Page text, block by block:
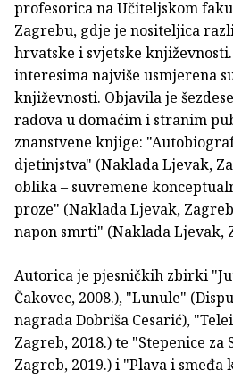
profesorica na Učiteljskom
Zagrebu, gdje je nositeljica
hrvatske i svjetske
interesima najviše usmjerena
književnosti. Objavila je
radova u domaćim i stranim
znanstvene knjige:
djetinjstva" (Naklada Ljevak,
oblika – suvremene
proze" (Naklada Ljevak,
napon smrti" (Naklada Ljevak,
Autorica je pjesničkih zbirki
Čakovec, 2008.), "Lunule"
nagrada Dobriša Cesarić),
Zagreb, 2018.) te "Stepenice za
Zagreb, 2019.) i "Plava i smeđa